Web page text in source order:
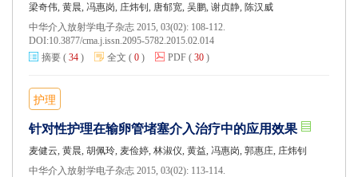
梁奇伟, 黄晨, 冯惠岗, 庄炜钊, 唐郁宽, 吴鹏, 谢贞静, 陈汉威
中华介入放射学电子杂志 2015, 03(02): 108-112.
DOI:10.3877/cma.j.issn.2095-5782.2015.02.014
摘要 ( 34 ) 全文 ( 0 ) PDF ( 30 )
护理
针对性护理在输卵管堵塞介入治疗中的应用效果
麦健云, 黄晨, 胡佩玲, 麦俭婷, 林淑仪, 黄益, 冯惠岗, 郭惠庄, 庄炜钊
中华介入放射学电子杂志 2015, 03(02): 113-114.